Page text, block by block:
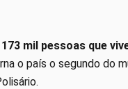
mil pessoas que
o país o segundo do